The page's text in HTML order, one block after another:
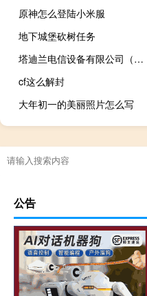
原神怎么登陆小米服
地下城堡砍树任务
塔迪兰电信设备有限公司（塔迪兰电池参数）
cf这么解封
大年初一的美丽照片怎么写
公告